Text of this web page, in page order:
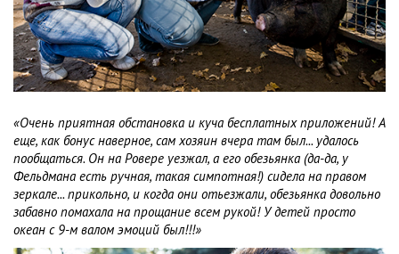
«Очень приятная обстановка и куча бесплатных приложений! А
еще, как бонус наверное, сам хозяин вчера там был... удалось
пообщаться. Он на Ровере уезжал, а его обезьянка (да-да, у
Фельдмана есть ручная, такая симпотная!) сидела на правом
зеркале... прикольно, и когда они отьезжали, обезьянка довольно
забавно помахала на прощание всем рукой! У детей просто
океан с 9-м валом эмоций был!!!»